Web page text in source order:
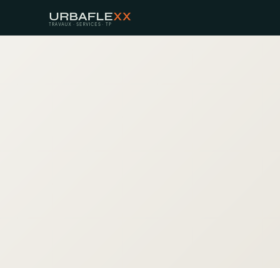
URBAFLEXX
TRAVAUX · SERVICES · TP